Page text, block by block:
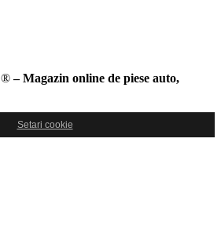
®– Magazin online de piese auto,
Setari cookie